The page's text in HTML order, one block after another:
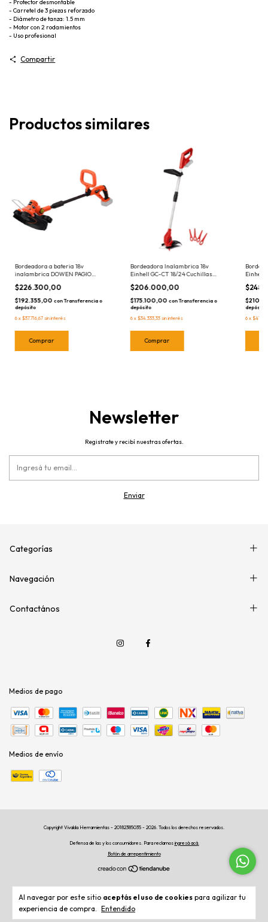
Al navegar por este sitio aceptás el uso de cookies para agilizar tu
experiencia de compra. Entendido
- Protector desmontable
- Carretel de 3 piezas reforzado
- Diámetro de tanza: 1.5 mm
- Motor con 2 rodamientos
- Uso profesional
Compartir
Productos similares
Bordeadora a bateria 18v
inalambrica DOWEN PAGIO
$226.300,00
$192.355,00 con Transferencia o
depósito
6 x $37.716,67 sin interés
Bordeadora Inalambrica 18v
Einhell GC-CT 18/24 Cuchillas
$206.000,00
$175.100,00 con Transferencia o
depósito
6 x $34.333,33 sin interés
Einhell
depósito
6 x
Newsletter
Registrate y recibí nuestras ofertas.
Categorías
Navegación
Contactános
Medios de pago
Medios de envío
Copyright Vivalda Herramientas - 20182385035 - 2026. Todos los derechos reservados.
Defensa de las y los consumidores. Para reclamos ingresá acá.
Botón de arrepentimiento